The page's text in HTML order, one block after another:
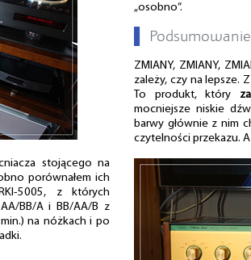
stojącego na
porównałem ich
5005, z których
BB/A i BB/AA/B z
na nóżkach i po
„osobno”.
Podsumowanie
ZMIANY, ZMIANY,
zależy, czy na lepsze.
To produkt, który
mocniejsze niskie
barwy głównie z nim
czytelności przekazu.